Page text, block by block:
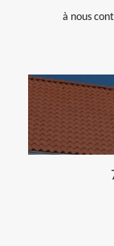
à nous